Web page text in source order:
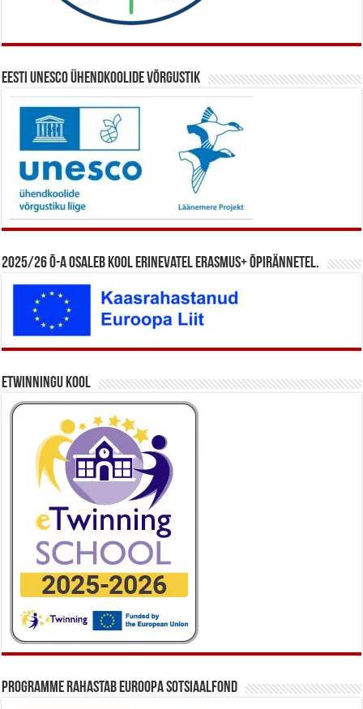
Eesti UNESCO ühendkoolide võrgustik
2025/26 õ-a osaleb kool erinevatel Erasmus+ õpirännetel.
eTwinningu kool
Programme rahastab Euroopa Sotsiaalfond